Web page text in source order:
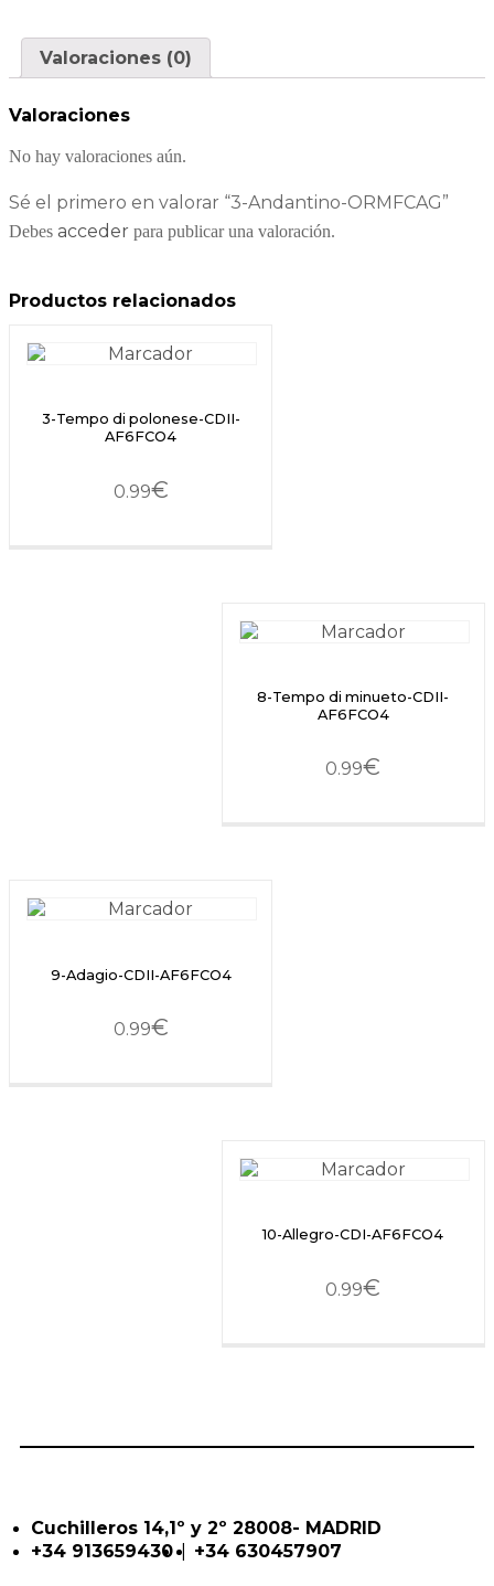
Valoraciones (0)
Valoraciones
No hay valoraciones aún.
Sé el primero en valorar “3-Andantino-ORMFCAG”
Debes acceder para publicar una valoración.
Productos relacionados
3-Tempo di polonese-CDII-
AF6FCO4
0.99€
8-Tempo di minueto-CDII-
AF6FCO4
0.99€
9-Adagio-CDII-AF6FCO4
0.99€
10-Allegro-CDI-AF6FCO4
0.99€
Cuchilleros 14,1º y 2º 28008- MADRID
+34 913659430 | +34 630457907